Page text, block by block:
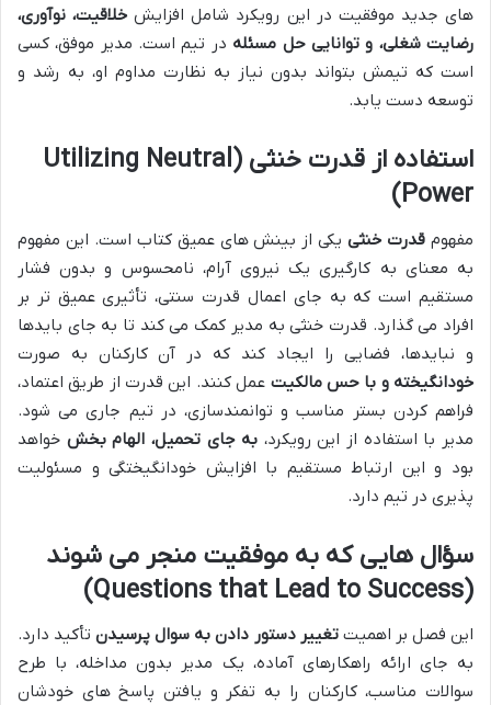
های جدید موفقیت در این رویکرد شامل افزایش خلاقیت، نوآوری،
رضایت شغلی، و توانایی حل مسئله در تیم است. مدیر موفق، کسی
است که تیمش بتواند بدون نیاز به نظارت مداوم او، به رشد و
توسعه دست یابد.
استفاده از قدرت خنثی (Utilizing Neutral
Power)
مفهوم قدرت خنثییکی از بینش های عمیق کتاب است. این مفهوم
به معنای به کارگیری یک نیروی آرام، نامحسوس و بدون فشار
مستقیم است که به جای اعمال قدرت سنتی، تأثیری عمیق تر بر
افراد می گذارد. قدرت خنثی به مدیر کمک می کند تا به جای بایدها
و نبایدها، فضایی را ایجاد کند که در آن کارکنان به صورت
خودانگیخته و با حس مالکیت عمل کنند. این قدرت از طریق اعتماد،
فراهم کردن بستر مناسب و توانمندسازی، در تیم جاری می شود.
مدیر با استفاده از این رویکرد، به جای تحمیل، الهام بخش خواهد
بود و این ارتباط مستقیم با افزایش خودانگیختگی و مسئولیت
پذیری در تیم دارد.
سؤال هایی که به موفقیت منجر می شوند
(Questions that Lead to Success)
این فصل بر اهمیتتغییر دستور دادن به سوال پرسیدنتأکید دارد.
به جای ارائه راهکارهای آماده، یک مدیر بدون مداخله، با طرح
سوالات مناسب، کارکنان را به تفکر و یافتن پاسخ های خودشان